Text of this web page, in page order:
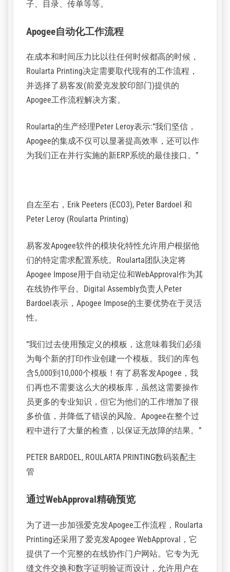
印刷厂有四台热固型胶印机以及一台Colorman报
线在印刷机和离线)，和四条包装线的补充，使
大小，纸张质量和各种表面处理选择，所有的操
作都在其19,500平方米的现代化生产大厅中进
行。除了印刷RMG的杂志和报纸外，Roularta印刷
公司还接受外部客户的许多工作。这些包括小册
子、目录、传单等等。
Apogee自动化工作流程
并选择了易客发(前爱克发胶印部门)提供的
Apogee工作流程解决方案。
Roularta的生产经理Peter Leroy表示:“我们坚信，
Apogee的集成不仅可以显著提高效率，还可以作
为我们正在并行实施的新ERP系统的最佳接口。”
自左至右，Erik Peeters (ECO3), Peter Bardoel 和
易客发Apogee软件的模块化特性允许用户根据他
们的特定需求配置系统。Roularta团队决定将
Apogee Impose用于自动定位和WebApproval作为其
在线协作平台。Digital Assembly负责人Peter
Bardoel表示，Apogee Impose的主要优势在于灵活
性。
“我们过去使用预定义的模板，这意味着我们必须
为每个新的打印作业创建一个模板。我们的库包
们再也不需要这么大的模板库，虽然这需要操作
员更多的专业知识，但它为他们的工作增加了很
多价值，并降低了错误的风险。Apogee在整个过
程中进行了大量的检查，以保证无故障的结果。”